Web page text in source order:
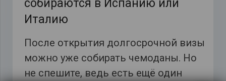
собираются в Испанию или
Италию
После открытия долгосрочной визы
можно уже собирать чемоданы. Но
не спешите, ведь есть ещё один